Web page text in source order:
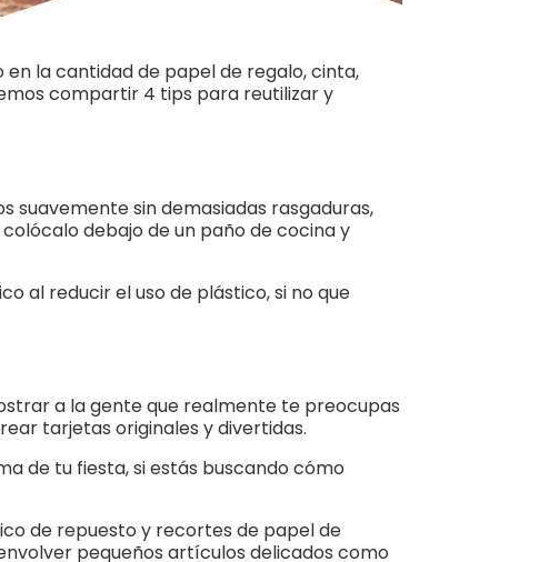
la cantidad de papel de regalo, cinta,
compartir 4 tips para reutilizar y
suavemente sin demasiadas rasgaduras,
debajo de un paño de cocina y
al reducir el uso de plástico, si no que
a la gente que realmente te preocupas
tarjetas originales y divertidas.
de tu fiesta, si estás buscando cómo
de repuesto y recortes de papel de
pequeños artículos delicados como